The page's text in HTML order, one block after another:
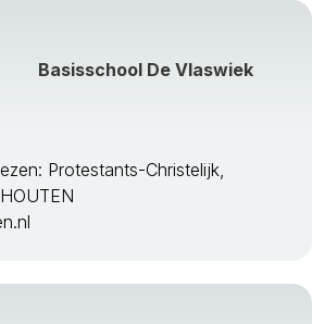
Basisschool De Vlaswiek
Protestants-Christelijk,